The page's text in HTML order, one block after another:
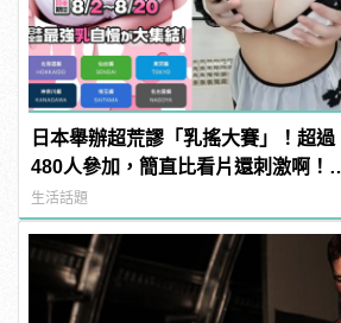
日本舉辦超荒謬「乳搖大賽」！超過
480人參加，簡直比看片還刺激啊！ |
manfashion這樣變型男
生活話題